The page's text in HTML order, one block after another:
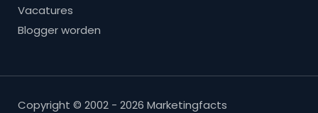
Vacatures
Blogger worden
Copyright © 2002 - 2026 Marketingfacts